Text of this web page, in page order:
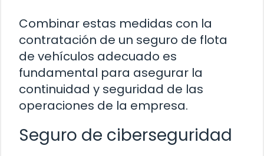
Combinar estas medidas con la
contratación de un seguro de flota
de vehículos adecuado es
fundamental para asegurar la
continuidad y seguridad de las
operaciones de la empresa.
Seguro de ciberseguridad